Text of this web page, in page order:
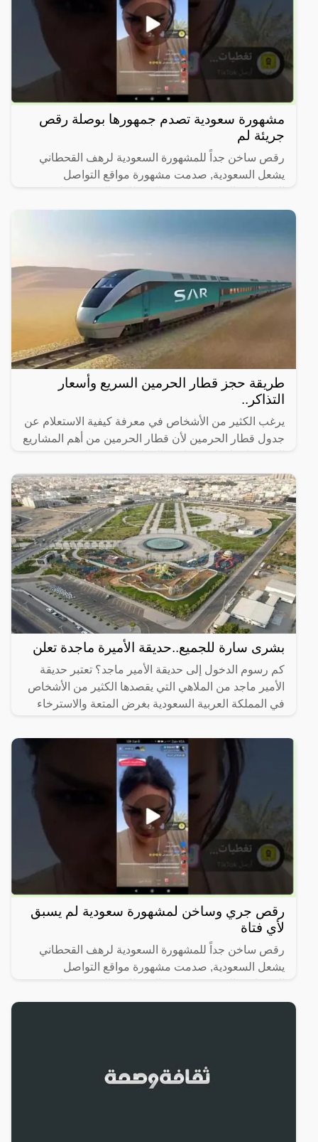
مشهورة سعودية تصدم جمهورها بوصلة رقص
جريئة لم
رقص ساخن جداً للمشهورة السعودية لرهف القحطاني
يشعل السعودية, صدمت مشهورة مواقع التواصل
رقصها والميكاج الذي
طريقة حجز قطار الحرمين السريع وأسعار
التذاكر..
يرغب الكثير من الأشخاص في معرفة كيفية الاستعلام عن
جدول قطار الحرمين لأن قطار الحرمين من أهم المشاريع
بشرى سارة للجميع..حديقة الأميرة ماجدة تعلن
كم رسوم الدخول إلى حديقة الأمير ماجد؟ تعتبر حديقة
الأمير ماجد من الملاهي التي يقصدها الكثير من الأشخاص
في المملكة العربية السعودية بغرض المتعة والاسترخاء
رقص جري وساخن لمشهورة سعودية لم يسبق
لأي فتاة
رقص ساخن جداً للمشهورة السعودية لرهف القحطاني
يشعل السعودية, صدمت مشهورة مواقع التواصل
رقصها والميكاج الذي